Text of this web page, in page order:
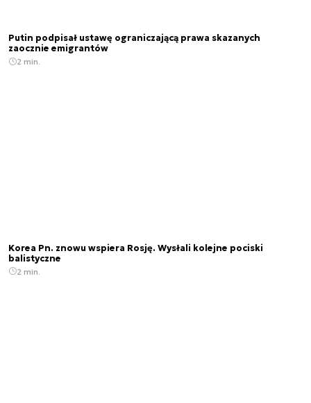
Putin podpisał ustawę ograniczającą prawa skazanych
zaocznie emigrantów
2 min.
Korea Pn. znowu wspiera Rosję. Wysłali kolejne pociski
balistyczne
2 min.